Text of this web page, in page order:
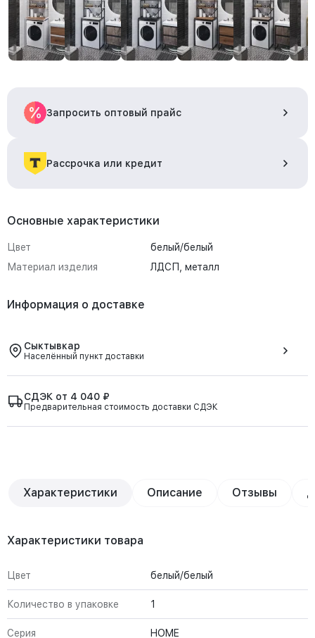
Запросить оптовый прайс
Рассрочка или кредит
Основные характеристики
Цвет
белый/белый
Материал изделия
ЛДСП, металл
Информация о доставке
Сыктывкар
Населённый пункт доставки
СДЭК от 4 040 ₽
Предварительная стоимость доставки СДЭК
Характеристики Описание Отзывы
Характеристики товара
Цвет белый/белый
Количество в упаковке 1
Серия HOME